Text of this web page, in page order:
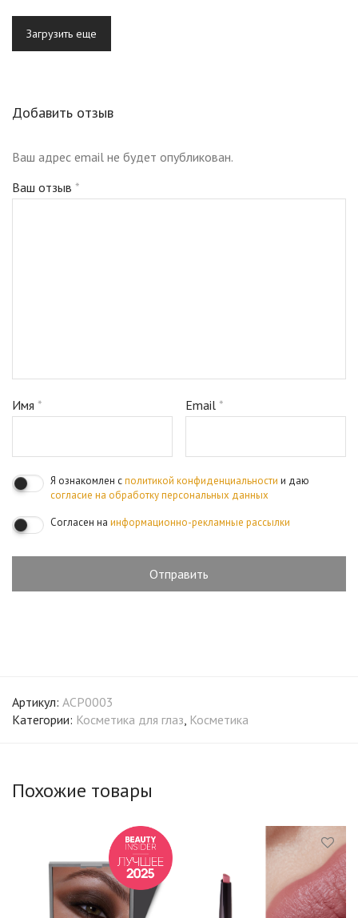
Загрузить еще
Добавить отзыв
Ваш адрес email не будет опубликован.
Ваш отзыв *
Имя * Email*
Я ознакомлен сполитикой конфиденциальности и даю
согласие на обработку персональных данных
Согласен на информационно-рекламные рассылки
Артикул: ACP0003
Категории: Косметика для глаз Косметика
Похожие товары